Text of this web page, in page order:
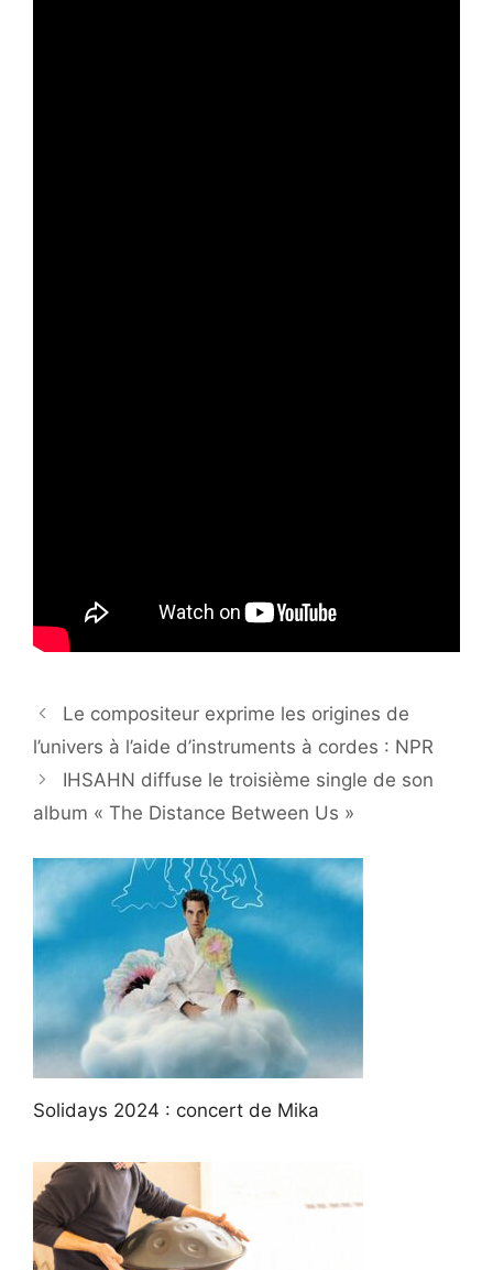
Le compositeur exprime les origines de
l’univers à l’aide d’instruments à cordes : NPR
IHSAHN diffuse le troisième single de son
album « The Distance Between Us »
Solidays 2024 : concert de Mika